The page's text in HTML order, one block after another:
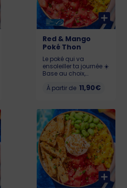
Red & Mango
Poké Thon
Le poké qui va
ensoleiller ta journée ☀️
Base au choix,
de mangue 🥭,
(labellisé MSC)
Allergènes : Poisson,
gluten, soja, lait,
sésame, sulfites KCAL
: LIL : 503 - MED : 673 -
BIG : 922
À partir de 11,90€